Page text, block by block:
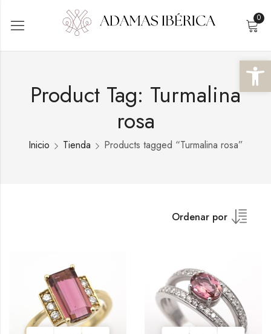
Abrir
0
Product Tag: Turmalina
rosa
Inicio Tienda Products tagged “Turmalina rosa”
Ordenar por